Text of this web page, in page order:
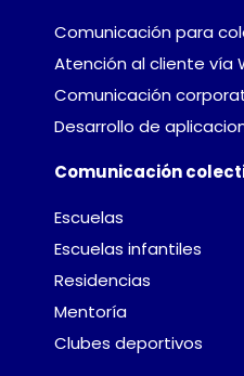
Comunicación para
Atención al cliente vía
Comunicación
Desarrollo de
Comunicación
Escuelas
Escuelas infantiles
Residencias
Mentoría
Clubes deportivos